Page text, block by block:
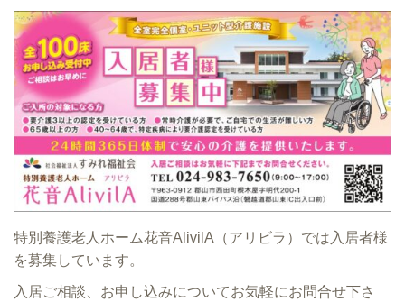
特別養護老人ホーム花音AlivilA（アリビラ）では入居者様
を募集しています。
入居ご相談、お申し込みについてお気軽にお問合せ下さ